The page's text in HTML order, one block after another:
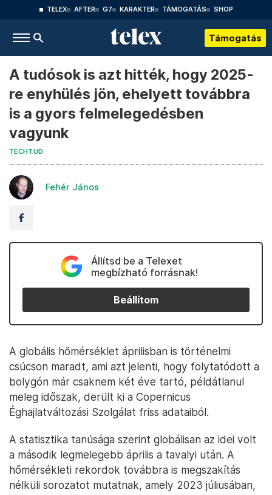
TELEX AFTER G7 KARAKTER TÁMOGATÁS SHOP
Támogatás
A tudósok is azt hitték, hogy 2025-
re enyhülés jön, ehelyett továbbra
is a gyors felmelegedésben
vagyunk
TECHTUD
Fehér János
Állítsd be a Telexet
megbízható forrásnak!
Beállítom
A globális hőmérséklet áprilisban is történelmi
csúcson maradt, ami azt jelenti, hogy folytatódott a
bolygón már csaknem két éve tartó, példátlanul
meleg időszak, derült ki a Copernicus
Éghajlatváltozási Szolgálat friss adataiból.
A statisztika tanúsága szerint globálisan az idei volt
a második legmelegebb április a tavalyi után. A
hőmérsékleti rekordok továbbra is megszakítás
nélküli sorozatot mutatnak, amely 2023 júliusában,